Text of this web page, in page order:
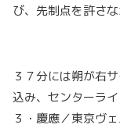
び、先制点を許さな
３７分には朔が右
込み、センターラ
３・慶應／東京ヴ